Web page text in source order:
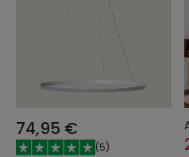
74,95 €
(5)